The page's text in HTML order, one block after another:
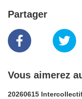
Partager
Vous aimerez
20260615